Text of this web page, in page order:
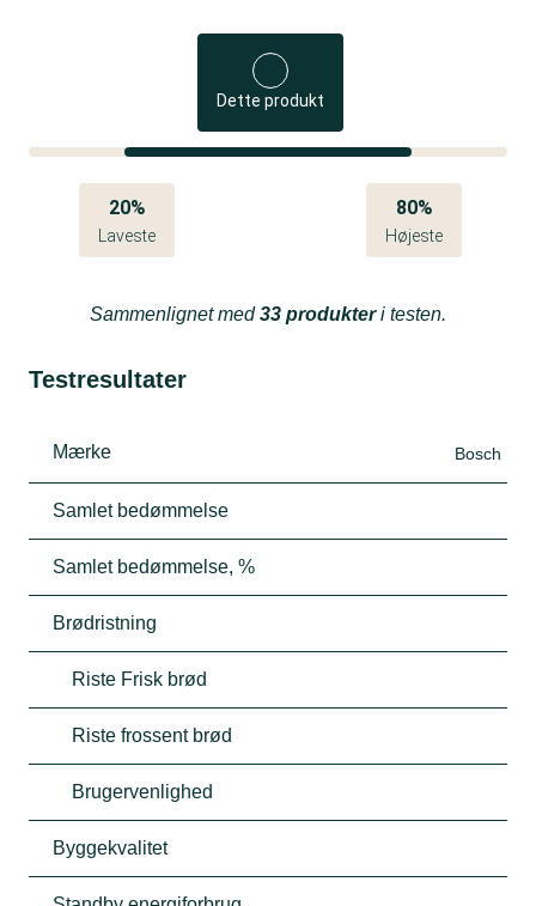
Dette produkt
20%
Laveste
80%
Højeste
Sammenlignet med33 produkteri testen.
Testresultater
Mærke Bosch
Samlet bedømmelse
Samlet bedømmelse, %
Brødristning
Riste Frisk brød
Riste frossent brød
Brugervenlighed
Byggekvalitet